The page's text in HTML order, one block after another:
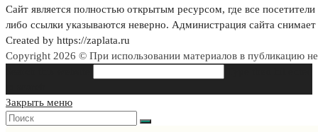
Сайт является полностью открытым ресурсом, где все
либо ссылки указываются неверно. Администрация сайта
Created by https://zaplata.ru
Copyright 2026 © При использовании материалов в публикацию
Закрыть меню